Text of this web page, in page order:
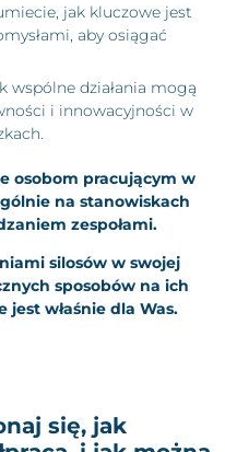
jak kluczowe jest
aby osiągać
wspólne działania mogą
i innowacyjności w
osobom pracującym w
na stanowiskach
zespołami.
silosów w swojej
sposobów na ich
jest właśnie dla Was.
się, jak